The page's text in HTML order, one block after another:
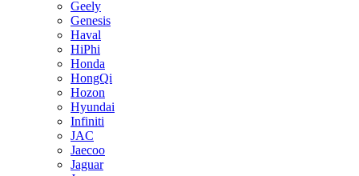
Geely
Genesis
Haval
HiPhi
Honda
HongQi
Hozon
Hyundai
Infiniti
JAC
Jaecoo
Jaguar